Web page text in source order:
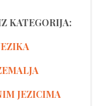
KATEGORIJA:
JEZICIMA